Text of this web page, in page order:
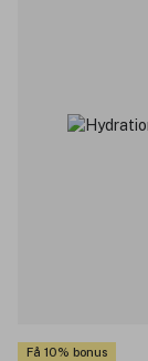
Få 10% bonus